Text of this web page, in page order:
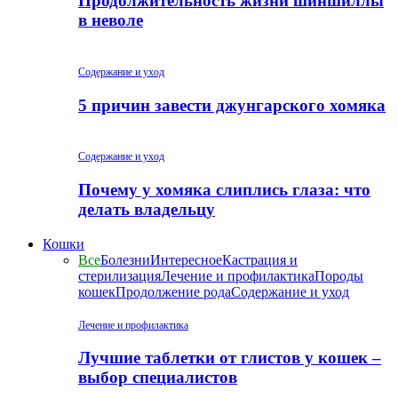
в неволе
Содержание и уход
5 причин завести джунгарского хомяка
Содержание и уход
Почему у хомяка слиплись глаза: что
делать владельцу
Кошки
ВсеБолезниИнтересноеКастрация и
стерилизацияЛечение и профилактикаПороды
кошекПродолжение родаСодержание и уход
Лечение и профилактика
Лучшие таблетки от глистов у кошек –
выбор специалистов